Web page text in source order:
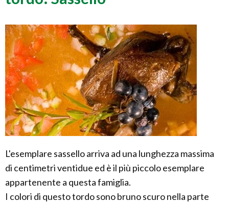
L'esemplare sassello arriva ad una lunghezza massima
di centimetri ventidue ed è il più piccolo esemplare
appartenente a questa famiglia.
I colori di questo tordo sono bruno scuro nella parte